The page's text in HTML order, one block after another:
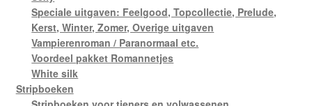
Speciale uitgaven: Feelgood, Topcollectie, Prelude,
Kerst, Winter, Zomer, Overige uitgaven
Vampierenroman / Paranormaal etc.
Voordeel pakket Romannetjes
White silk
Stripboeken